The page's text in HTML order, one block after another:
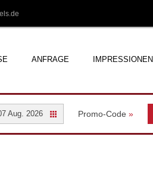
ANFRAGE IMPRESSIONEN
Aug. 2026 Promo-Code »